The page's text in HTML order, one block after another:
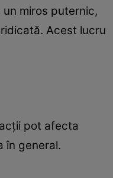
miros puternic,
Acest lucru
pot afecta
în general.